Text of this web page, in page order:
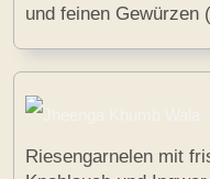
und feinen Gewürzen
Riesengarnelen mit